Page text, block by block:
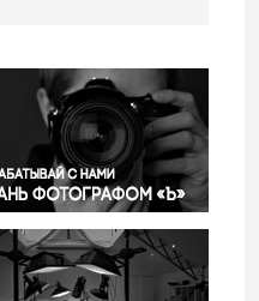
Окружающая среда
Политика
Правосудие
Происшествия и конфликты
Религия
Светская жизнь
Спорт
Экология